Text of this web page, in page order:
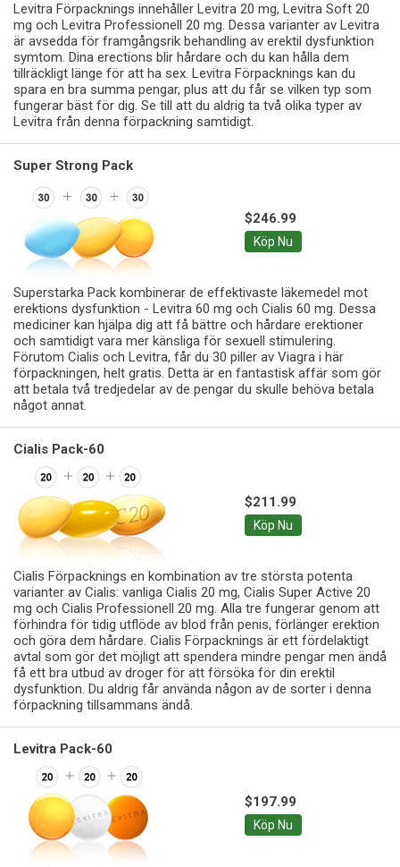
Levitra Förpacknings innehåller Levitra 20 mg, Levitra Soft 20
mg och Levitra Professionell 20 mg. Dessa varianter av Levitra
är avsedda för framgångsrik behandling av erektil dysfunktion
symtom. Dina erections blir hårdare och du kan hålla dem
tillräckligt länge för att ha sex. Levitra Förpacknings kan du
spara en bra summa pengar, plus att du får se vilken typ som
fungerar bäst för dig. Se till att du aldrig ta två olika typer av
Levitra från denna förpackning samtidigt.
Super Strong Pack
$246.99
Köp Nu
Superstarka Pack kombinerar de effektivaste läkemedel mot
erektions dysfunktion - Levitra 60 mg och Cialis 60 mg. Dessa
mediciner kan hjälpa dig att få bättre och hårdare erektioner
och samtidigt vara mer känsliga för sexuell stimulering.
Förutom Cialis och Levitra, får du 30 piller av Viagra i här
förpackningen, helt gratis. Detta är en fantastisk affär som gör
att betala två tredjedelar av de pengar du skulle behöva betala
något annat.
Cialis Pack-60
$211.99
Köp Nu
Cialis Förpacknings en kombination av tre största potenta
varianter av Cialis: vanliga Cialis 20 mg, Cialis Super Active 20
mg och Cialis Professionell 20 mg. Alla tre fungerar genom att
förhindra för tidig utflöde av blod från penis, förlänger erektion
och göra dem hårdare. Cialis Förpacknings är ett fördelaktigt
avtal som gör det möjligt att spendera mindre pengar men ändå
få ett bra utbud av droger för att försöka för din erektil
dysfunktion. Du aldrig får använda någon av de sorter i denna
förpackning tillsammans ändå.
Levitra Pack-60
$197.99
Köp Nu